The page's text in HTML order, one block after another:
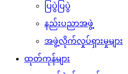
ပြပွဲပြပွဲ
နည်းပညာအဖွဲ့
အဖွဲ့လိုက်လှုပ်ရှားမှုများ
ထုတ်ကုန်များ